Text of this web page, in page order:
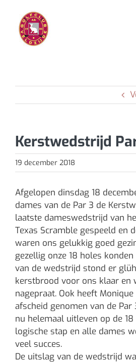
inhoud
Kerstwedstrijd
19 december 2018
Afgelopen dinsdag 18
dames van de Par 3 de
laatste dameswedstrijd van
Texas Scramble gespeeld en
waren ons gelukkig goed
gezellig onze 18 holes
van de wedstrijd stond er
kerstbrood voor ons klaar en
nagepraat. Ook heeft
afscheid genomen van de Par
nu helemaal uitleven op de 18
logische stap en alle dames
veel succes.
De uitslag van de wedstrijd